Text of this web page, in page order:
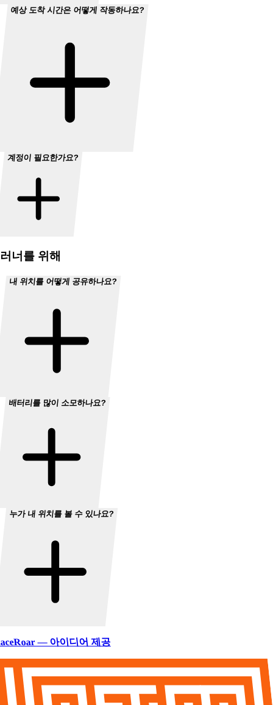
예상 도착 시간은 어떻게 작동하나요?
계정이 필요한가요?
러너를 위해
내 위치를 어떻게 공유하나요?
배터리를 많이 소모하나요?
누가 내 위치를 볼 수 있나요?
— 아이디어 제공